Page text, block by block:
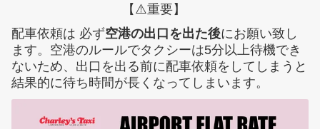
ホノルル空港送迎（全て）
ホノルル空港＝ワイキキ地区
【⚠️重要】
配車依頼は 必ず空港の出口を出た後にお願い致し
ます。空港のルールでタクシーは5分以上待機でき
ないため、出口を出る前に配車依頼をしてしまうと
結果的に待ち時間が長くなってしまいます。